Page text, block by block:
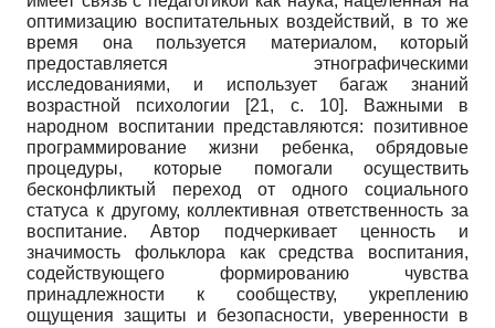
оптимизацию воспитательных воздействий, в то же
время она пользуется материалом, который
предоставляется этнографическими
исследованиями, и использует багаж знаний
возрастной психологии [21, c. 10]. Важными в
народном воспитании представляются: позитивное
программирование жизни ребенка, обрядовые
процедуры, которые помогали осуществить
бесконфликтый переход от одного социального
статуса к другому, коллективная ответственность за
воспитание. Автор подчеркивает ценность и
значимость фольклора как средства воспитания,
содействующего формированию чувства
принадлежности к сообществу, укреплению
ощущения защиты и безопасности, уверенности в